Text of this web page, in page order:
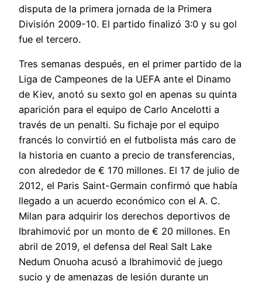
disputa de la primera jornada de la Primera
División 2009-10. El partido finalizó 3:0 y su gol
fue el tercero.
Tres semanas después, en el primer partido de la
Liga de Campeones de la UEFA ante el Dinamo
de Kiev, anotó su sexto gol en apenas su quinta
aparición para el equipo de Carlo Ancelotti a
través de un penalti. Su fichaje por el equipo
francés lo convirtió en el futbolista más caro de
la historia en cuanto a precio de transferencias,
con alrededor de € 170 millones. El 17 de julio de
2012, el Paris Saint-Germain confirmó que había
llegado a un acuerdo económico con el A. C.
Milan para adquirir los derechos deportivos de
Ibrahimović por un monto de € 20 millones. En
abril de 2019, el defensa del Real Salt Lake
Nedum Onuoha acusó a Ibrahimović de juego
sucio y de amenazas de lesión durante un